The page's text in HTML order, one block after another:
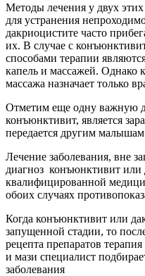
Методы лечения у двух
для устранения
дакриоцистите часто
их. В случае с
способами терапии
капель и массажей. Однако
массажа назначает только
Отметим еще одну важную
конъюнктивит, является
передается другим
Лечение заболевания, вне
диагноз конъюнктивит или
квалифицированной
обоих случаях
Когда конъюнктивит или
запущенной стадии, то
рецепта препаратов
и мази специалист
заболевания